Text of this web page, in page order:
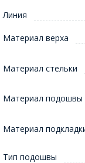
Линия
Материал верха
Материал стельки
Материал подошвы
Материал
Тип подошвы